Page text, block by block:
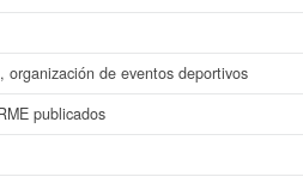
de eventos deportivos
publicados